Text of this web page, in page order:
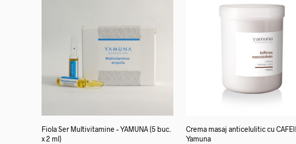
Fiola Ser Multivitamine – YAMUNA (5 buc.
x 2 ml)
Crema masaj anticelulitic cu
Yamuna